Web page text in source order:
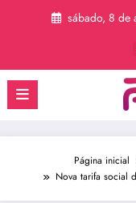
sábado, 8 de
Página inicial
Nova tarifa social